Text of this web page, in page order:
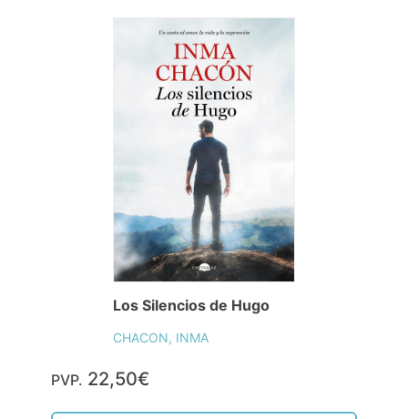
Los Silencios de Hugo
CHACON, INMA
PVP. 22,50€